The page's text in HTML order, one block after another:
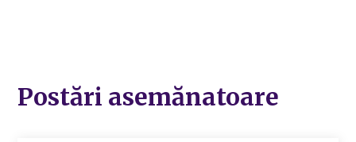
Postări asemănatoare